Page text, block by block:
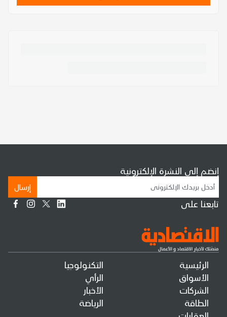
الرئيسية
الأسواق
الشركات
الطاقة
التكنولوجيا
الرأي
الأخبار
الرياضة
إنضم إلى النشرة الإلكترونية
إرسال
تابعنا على